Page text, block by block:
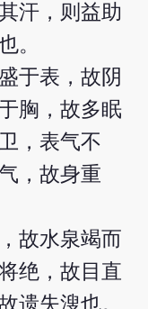
汗，则益助
。
于表，故阴
胸，故多眠
，表气不
，故身重
故水泉竭而
绝，故目直
遗失溲也。